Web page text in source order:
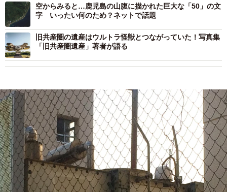
空からみると…鹿児島の山腹に描かれた巨大な「50」の文
字 いったい何のため？ネットで話題
旧共産圏の遺産はウルトラ怪獣とつながっていた！写真集
「旧共産圏遺産」著者が語る